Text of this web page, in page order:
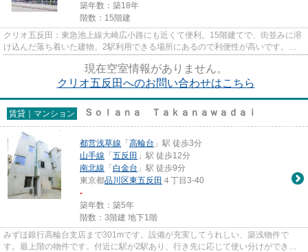
築年数：築18年
階数：15階建
クリオ五反田：東急池上線大崎広小路にも近くて便利。15階建てで、街並みに溶
け込んだ落ち着いた建物。2駅利用できる場所にあるので利便性が高いです。エ
現在空室情報がありません。
クリオ五反田へのお問い合わせはこちら
賃貸｜マンション Ｓｏｌａｎａ Ｔａｋａｎａｗａｄａｉ
都営浅草線 「 高輪台 」駅 徒歩3分
山手線 「 五反田 」駅 徒歩12分
南北線 「 白金台 」駅 徒歩9分
東京都品川区東五反田 ４丁目3-40
-
築年数：築5年
階数：3階建 地下1階
みずほ銀行高輪台支店まで301mです。設備が充実してうれしい、築浅物件で
す。最上階の物件です。付近に駅が2駅あり、行き先に応じて使い分けができま